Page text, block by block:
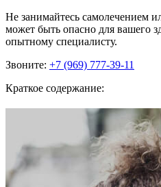
Не занимайтесь самолечением
может быть опасно для вашего
опытному специалисту.
Звоните: +7 (969) 777-39-11
Краткое содержание: